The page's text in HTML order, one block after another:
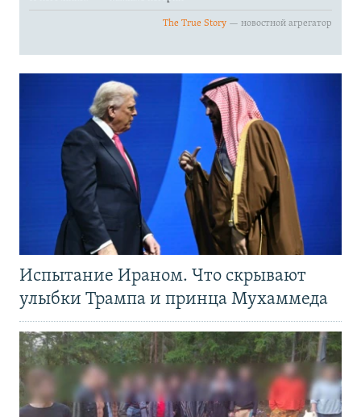
Испытание Ираном. Что скрывают
улыбки Трампа и принца Мухаммеда